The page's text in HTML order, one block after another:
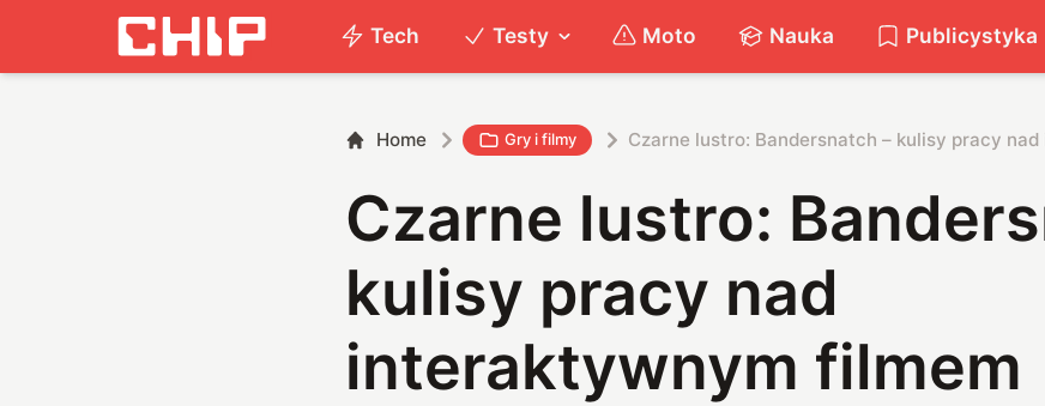
Tech Testy Moto Nauka Publicystyka
Home Gry i filmy Czarne lustro: Bandersnatch – kulisy pracy
Czarne lustro:
kulisy pracy nad
interaktywnym filmem